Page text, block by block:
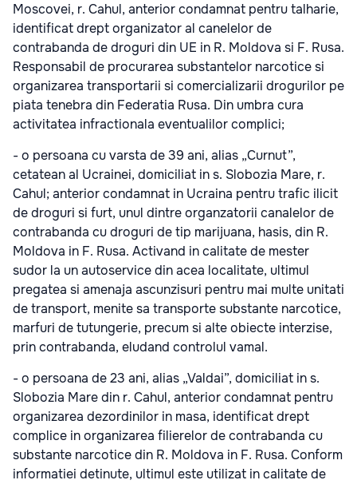
Moscovei, r. Cahul, anterior condamnat pentru talharie,
identificat drept organizator al canelelor de
contrabanda de droguri din UE in R. Moldova si F. Rusa.
Responsabil de procurarea substantelor narcotice si
organizarea transportarii si comercializarii drogurilor pe
piata tenebra din Federatia Rusa. Din umbra cura
activitatea infractionala eventualilor complici;
- o persoana cu varsta de 39 ani, alias „Curnut”,
cetatean al Ucrainei, domiciliat in s. Slobozia Mare, r.
Cahul; anterior condamnat in Ucraina pentru trafic ilicit
de droguri si furt, unul dintre organzatorii canalelor de
contrabanda cu droguri de tip marijuana, hasis, din R.
Moldova in F. Rusa. Activand in calitate de mester
sudor la un autoservice din acea localitate, ultimul
pregatea si amenaja ascunzisuri pentru mai multe unitati
de transport, menite sa transporte substante narcotice,
marfuri de tutungerie, precum si alte obiecte interzise,
prin contrabanda, eludand controlul vamal.
- o persoana de 23 ani, alias „Valdai”, domiciliat in s.
Slobozia Mare din r. Cahul, anterior condamnat pentru
organizarea dezordinilor in masa, identificat drept
complice in organizarea filierelor de contrabanda cu
substante narcotice din R. Moldova in F. Rusa. Conform
informatiei detinute, ultimul este utilizat in calitate de